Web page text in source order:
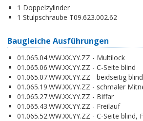
1 Doppelzylinder
1 Stulpschraube T09.623.002.62
Baugleiche Ausführungen
01.065.04.WW.XX.YY.ZZ - Multilock
01.065.06.WW.XX.YY.ZZ - C-Seite blind
01.065.07.WW.XX.YY.ZZ - beidseitig blind
01.065.19.WW.XX.YY.ZZ - schmaler
01.065.27.WW.XX.YY.ZZ - Biffar
01.065.43.WW.XX.YY.ZZ - Freilauf
01.065.52.WW.XX.YY.ZZ - C-Seite blind,